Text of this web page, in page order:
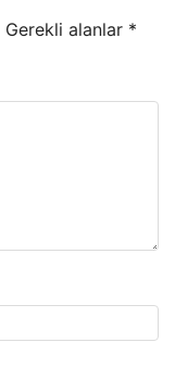
Gerekli alanlar *